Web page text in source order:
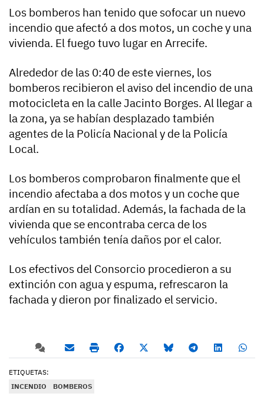
Los bomberos han tenido que sofocar un nuevo
incendio que afectó a dos motos, un coche y una
vivienda. El fuego tuvo lugar en Arrecife.
Alrededor de las 0:40 de este viernes, los
bomberos recibieron el aviso del incendio de una
motocicleta en la calle Jacinto Borges. Al llegar a
la zona, ya se habían desplazado también
agentes de la Policía Nacional y de la Policía
Local.
Los bomberos comprobaron finalmente que el
incendio afectaba a dos motos y un coche que
ardían en su totalidad. Además, la fachada de la
vivienda que se encontraba cerca de los
vehículos también tenía daños por el calor.
Los efectivos del Consorcio procedieron a su
extinción con agua y espuma, refrescaron la
fachada y dieron por finalizado el servicio.
ETIQUETAS:
INCENDIO
BOMBEROS